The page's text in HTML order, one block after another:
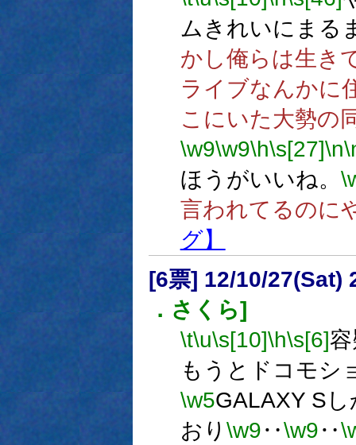
ムきれいにまる
かし俺らは生き
ライブなんかに
こにいた大勢の
\w9\w9\h\s[27]\n
ほうがいいね。
言われてるのに
グ】
[6票] 12/10/27(Sat)
．さくら]
\t\u\s[10]\h\s[6]
もうとドコモシ
\w5GALAXY S
おり \w9‥\w9‥